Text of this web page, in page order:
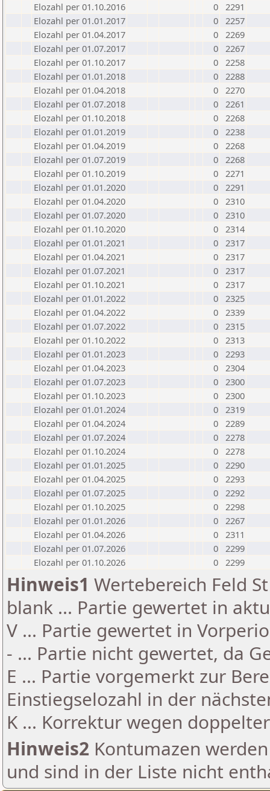
Elozahl per 01.10.2016
0 2291
Elozahl per 01.01.2017
0 2257
Elozahl per 01.04.2017
0 2269
Elozahl per 01.07.2017
0 2267
Elozahl per 01.10.2017
0 2258
Elozahl per 01.01.2018
0 2288
Elozahl per 01.04.2018
0 2270
Elozahl per 01.07.2018
0 2261
Elozahl per 01.10.2018
0 2268
Elozahl per 01.01.2019
0 2238
Elozahl per 01.04.2019
0 2268
Elozahl per 01.07.2019
0 2268
Elozahl per 01.10.2019
0 2271
Elozahl per 01.01.2020
0 2291
Elozahl per 01.04.2020
0 2310
Elozahl per 01.07.2020
0 2310
Elozahl per 01.10.2020
0 2314
Elozahl per 01.01.2021
0 2317
Elozahl per 01.04.2021
0 2317
Elozahl per 01.07.2021
0 2317
Elozahl per 01.10.2021
0 2317
Elozahl per 01.01.2022
0 2325
Elozahl per 01.04.2022
0 2339
Elozahl per 01.07.2022
0 2315
Elozahl per 01.10.2022
0 2313
Elozahl per 01.01.2023
0 2293
Elozahl per 01.04.2023
0 2304
Elozahl per 01.07.2023
0 2300
Elozahl per 01.10.2023
0 2300
Elozahl per 01.01.2024
0 2319
Elozahl per 01.04.2024
0 2289
Elozahl per 01.07.2024
0 2278
Elozahl per 01.10.2024
0 2278
Elozahl per 01.01.2025
0 2290
Elozahl per 01.04.2025
0 2293
Elozahl per 01.07.2025
0 2292
Elozahl per 01.10.2025
0 2298
Elozahl per 01.01.2026
0 2267
Elozahl per 01.04.2026
0 2311
Elozahl per 01.07.2026
0 2299
Elozahl per 01.10.2026
0 2299
Hinweis1 Wertebereich Feld
blank ... Partie gewertet in
V ... Partie gewertet in
- ... Partie nicht gewertet, da
E ... Partie vorgemerkt zur
Einstiegselozahl in der
K ... Korrektur wegen
Hinweis2 Kontumazen
und sind in der Liste nicht